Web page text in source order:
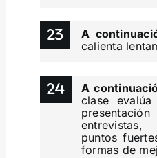
A
calienta
A
clase
puntos
formas de